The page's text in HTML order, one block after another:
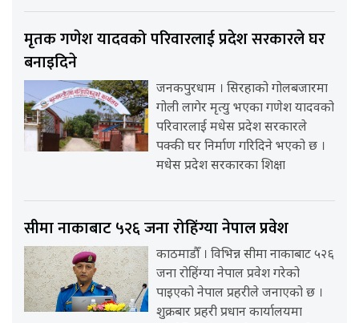
मृतक गणेश यादवको परिवारलाई प्रदेश सरकारले घर
बनाइदिने
जनकपुरधाम । सिरहाको गोलबजारमा
गोली लागेर मृत्यु भएका गणेश यादवको
परिवारलाई मधेस प्रदेश सरकारले
पक्की घर निर्माण गरिदिने भएको छ ।
मधेस प्रदेश सरकारका शिक्षा
सीमा नाकाबाट ५२६ जना रोहिंग्या नेपाल प्रवेश
काठमाडौँ । विभिन्न सीमा नाकाबाट ५२६
जना रोहिंग्या नेपाल प्रवेश गरेको
पाइएको नेपाल प्रहरीले जनाएको छ ।
शुक्रबार प्रहरी प्रधान कार्यालयमा